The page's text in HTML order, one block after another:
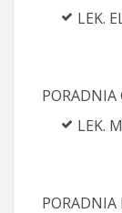
LEK.
PORADNIA
LEK.
PORADNIA